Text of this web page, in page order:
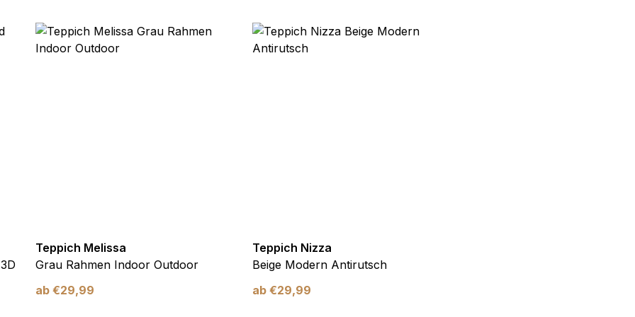
Teppich Melissa
Grau Rahmen Indoor Outdoor
ab €29,99
Teppich Nizza
Beige Modern Antirutsch
ab €29,99
Betreibern zu verstehen, wie sich verschiedene Benutzer auf der Website verhalten,
sammeln und melden.
Meine Einstellungen speichern Alle akzeptieren